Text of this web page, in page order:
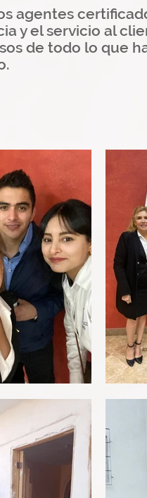
agentes
y el servicio al
de todo lo que